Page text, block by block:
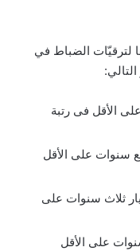
لترقيّات الضباط في
الأقل فى رتبة
سنوات على الأقل
ثلاث سنوات على
على الأقل